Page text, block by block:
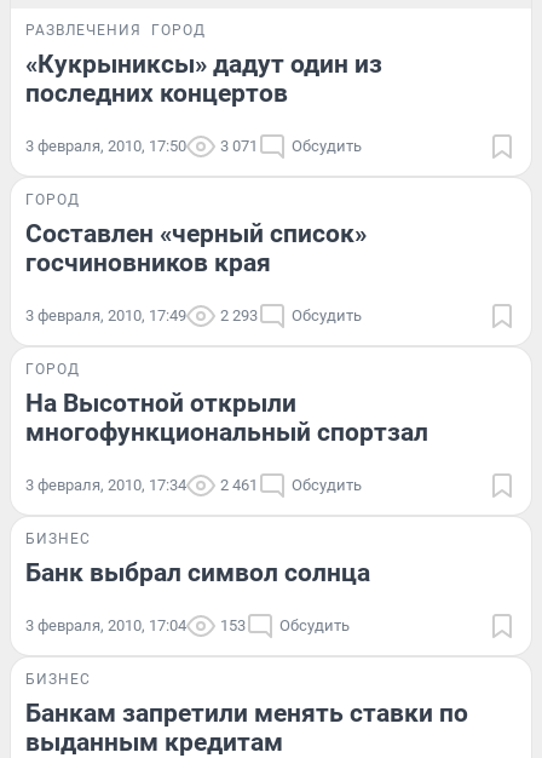
РАЗВЛЕЧЕНИЯ ГОРОД
«Кукрыниксы» дадут один из
последних концертов
3 февраля, 2010, 17:50 3 071 Обсудить
ГОРОД
Составлен «черный список»
госчиновников края
3 февраля, 2010, 17:49 2 293 Обсудить
ГОРОД
На Высотной открыли
многофункциональный спортзал
3 февраля, 2010, 17:34 2 461 Обсудить
БИЗНЕС
Банк выбрал символ солнца
3 февраля, 2010, 17:04 153 Обсудить
БИЗНЕС
Банкам запретили менять ставки по
выданным кредитам